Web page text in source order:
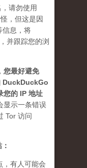
请勿使用
，但这是因
信息，将
并跟踪您的浏
您最好避免
DuckDuckGo
您的 IP 地址
显示一条错误
Tor 访问
，有人可能会